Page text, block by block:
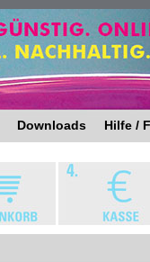
Downloads Hilfe /